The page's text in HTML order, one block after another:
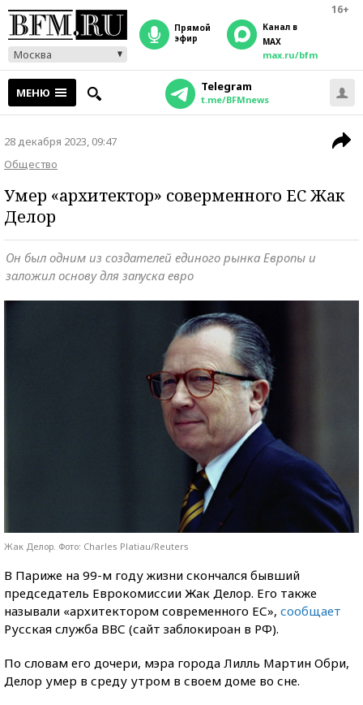
16+
Москва
прямой
эфир
Канал в
MAX
max.ru/bfm
МЕНЮ Telegram
t.me/BFMnews
28 декабря 2023, 09:47
Общество
Умер «архитектор» соверменного ЕС Жак
Делор
Он был одним из создателей единого рынка Европы и
заложил основу для запуска евро
Жак Делор. Фото: Charles Platiau/Reuters
В Париже на 99-м году жизни скончался бывший
председатель Еврокомиссии Жак Делор. Его также
называли «архитектором современного ЕС», сообщает
Русская служба ВВС (сайт заблокироан в РФ).
По словам его дочери, мэра города Лилль Мартин Обри,
Делор умер в среду утром в своем доме во сне.